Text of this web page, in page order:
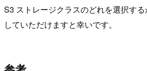
S3 ストレージクラスのどれを選択す
していただけますと幸いです。